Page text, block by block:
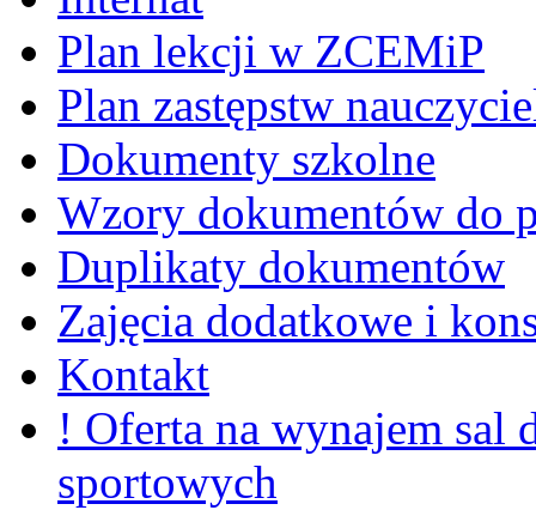
Plan lekcji w ZCEMiP
Plan zastępstw
Dokumenty szkolne
Wzory dokumentów do
Duplikaty dokumentów
Zajęcia dodatkowe i
Kontakt
! Oferta na wynajem
sportowych